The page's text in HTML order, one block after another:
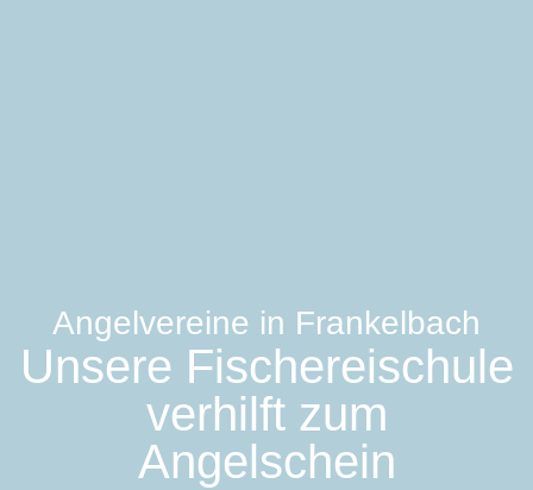
Angelvereine in Frankelbach
Unsere Fischereischule
verhilft zum
Angelschein